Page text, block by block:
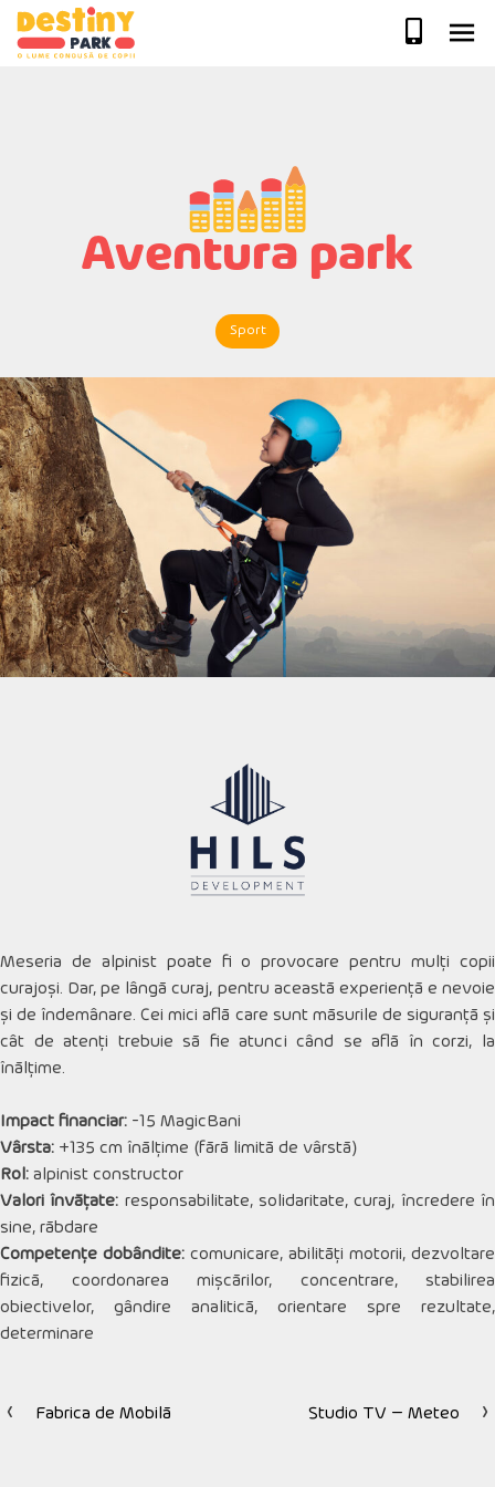
Skip
Aventura park
Sport
Meseria de alpinist poate fi o provocare pentru mulţi copii
curajoşi. Dar, pe lângă curaj, pentru această experienţă e nevoie
şi de îndemânare. Cei mici află care sunt măsurile de siguranţă şi
cât de atenţi trebuie să fie atunci când se află în corzi, la
înălţime.
Impact financiar: -15 MagicBani
Vârsta: +135 cm înălțime (fără limită de vârstă)
Rol: alpinist constructor
Valori învățate: responsabilitate, solidaritate, curaj, încredere în
sine, răbdare
Competențe dobândite: comunicare, abilități motorii, dezvoltare
fizică, coordonarea mișcărilor, concentrare, stabilirea
obiectivelor, gândire analitică, orientare spre rezultate,
determinare
Navigare
Studio TV – Meteo
Fabrica de Mobilă